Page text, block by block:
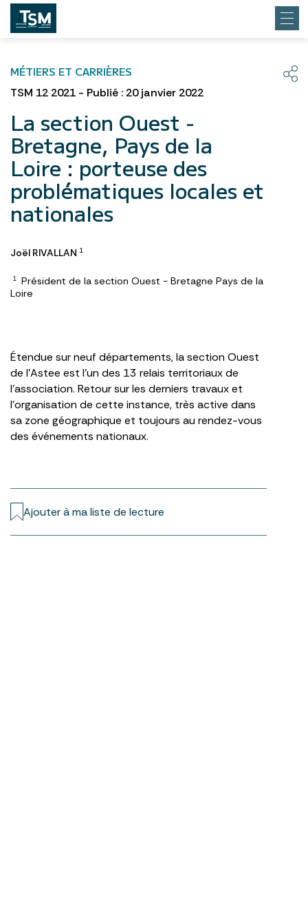
MÉTIERS ET CARRIÈRES
TSM 12 2021 - Publié : 20 janvier 2022
La section Ouest -
Bretagne, Pays de la
Loire : porteuse des
problématiques locales et
nationales
Joël RIVALLAN 1
1 Président de la section Ouest - Bretagne Pays de la
Loire
Étendue sur neuf départements, la section Ouest
de l’Astee est l’un des 13 relais territoriaux de
l’association. Retour sur les derniers travaux et
l’organisation de cette instance, très active dans
sa zone géographique et toujours au rendez-vous
des événements nationaux.
Ajouter à ma liste de lecture